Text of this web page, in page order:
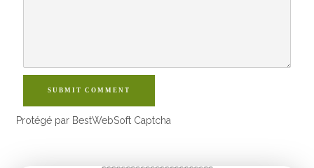
SUBMIT COMMENT
Protégé par BestWebSoft Captcha